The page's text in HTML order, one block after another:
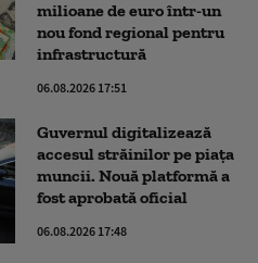
milioane de euro într-un
nou fond regional pentru
infrastructură
06.08.2026 17:51
Guvernul digitalizează
accesul străinilor pe piața
muncii. Nouă platformă a
fost aprobată oficial
06.08.2026 17:48